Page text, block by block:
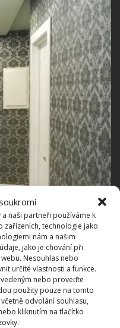
naši partneři používáme k
technologie jako
nám a našim
jako je chování při
Nesouhlas nebo
určité vlastnosti a funkce.
nebo proveďte
použity pouze na tomto
odvolání souhlasu,
kliknutím na tlačítko